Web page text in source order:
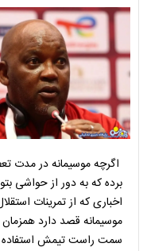
اگرچه موسیمانه در مدت
برده که به دور از حواشی
اخباری که از تمرینات
موسیمانه قصد دارد همزمان
سمت راست تیمش استفاده